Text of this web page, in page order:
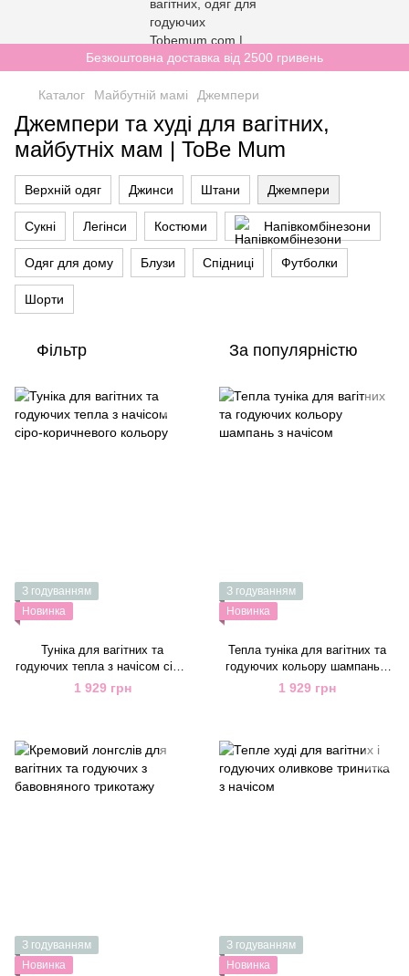
Безкоштовна доставка від 2500 гривень
Каталог Майбутній мамі Джемпери
Джемпери та худі для вагітних,
майбутніх мам | ToBe Mum
Верхній одяг Джинси Штани Джемпери
Сукні Легінси Костюми Напівкомбінезони
Одяг для дому Блузи Спідниці Футболки
Шорти
Фільтр За популярністю
З годуванням
Новинка
Туніка для вагітних та
годуючих тепла з начісом сіро-
коричневого кольору
1 929 грн
З годуванням
Новинка
Тепла туніка для вагітних та
годуючих кольору шампань з
начісом
1 929 грн
З годуванням
Новинка
З годуванням
Новинка